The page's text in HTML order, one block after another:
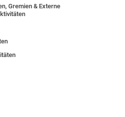
Gremien & Externe